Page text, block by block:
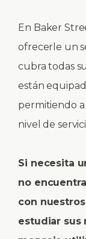
En Baker
ofrecerle un
cubra todas
están
permitiendo
nivel de
Si necesita
no
con
estudiar sus